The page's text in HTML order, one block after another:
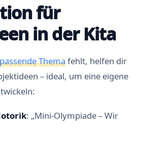
für
in der Kita
Themafehlt, helfen dir
– ideal, um eine eigene
: „Mini-Olympiade – Wir